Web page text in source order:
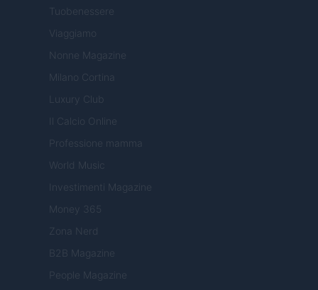
Tuobenessere
Viaggiamo
Nonne Magazine
Milano Cortina
Luxury Club
Il Calcio Online
Professione mamma
World Music
Investimenti Magazine
Money 365
Zona Nerd
B2B Magazine
People Magazine